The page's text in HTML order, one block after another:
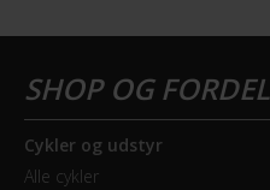
Cykler og udstyr
Alle cykler